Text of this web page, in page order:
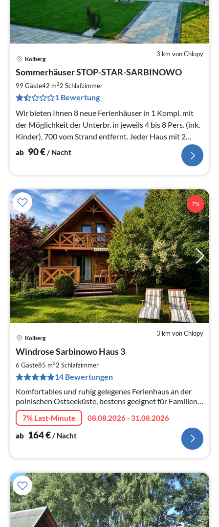
3 km von Chlopy
Kolberg
Sommerhäuser STOP-STAR-SARBINOWO
99 Gäste42 m22 Schlafzimmer
1 Bewertung
Wir bieten Ihnen 8 neue Ferienhäuser in 1 Kompl. mit
der Möglichkeit der Unterbr. in jeweils 4 bis 8 Pers. (ink.
Kinder), 700 vom Strand entfernt. Jeder Haus mit 2
Schlafzimmer
ab 90€/ Nacht
7%
3 km von Chlopy
Kolberg
Windrose Sarbinowo Haus 3
6 Gäste85 m22 Schlafzimmer
14 Bewertungen
Komfortables und ruhig gelegenes Ferienhaus an der
polnischen Ostseeküste, bestens geeignet für Familien-
und Strandurlaub.
7% Last-Minute
08.08.2026 - 31.08.2026
ab 164€/ Nacht